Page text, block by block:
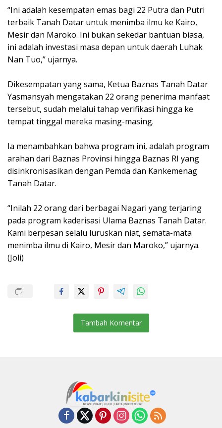
“Ini adalah kesempatan emas bagi 22 Putra dan Putri
terbaik Tanah Datar untuk menimba ilmu ke Kairo,
Mesir dan Maroko. Ini bukan sekedar bantuan biasa,
ini adalah investasi masa depan untuk daerah Luhak
Nan Tuo,” ujarnya.
Dikesempatan yang sama, Ketua Baznas Tanah Datar
Yasmansyah mengatakan 22 orang penerima manfaat
tersebut, sudah melalui tahap verifikasi hingga ke
tempat tinggal mereka masing-masing.
Ia menambahkan bahwa program ini, adalah program
arahan dari Baznas Provinsi hingga Baznas RI yang
disinkronisasikan dengan Pemda dan Kankemenag
Tanah Datar.
“Inilah 22 orang dari berbagai Nagari yang terjaring
pada program kaderisasi Ulama Baznas Tanah Datar.
Kami berpesan selalu luruskan niat, semata-mata
menimba ilmu di Kairo, Mesir dan Maroko,” ujarnya.
(Joli)
Tambah Komentar